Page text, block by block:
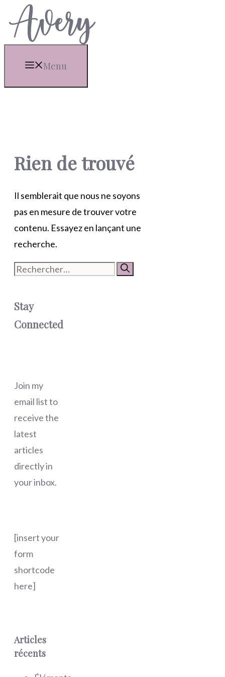
Aller
au
contenu
Menu
Rien de trouvé
Il semblerait que nous ne soyons
pas en mesure de trouver votre
contenu. Essayez en lançant une
recherche.
Rechercher :
Stay
Connected
Join my
email list to
receive the
latest
articles
directly in
your inbox.
[insert your
form
shortcode
here]
Articles
récents